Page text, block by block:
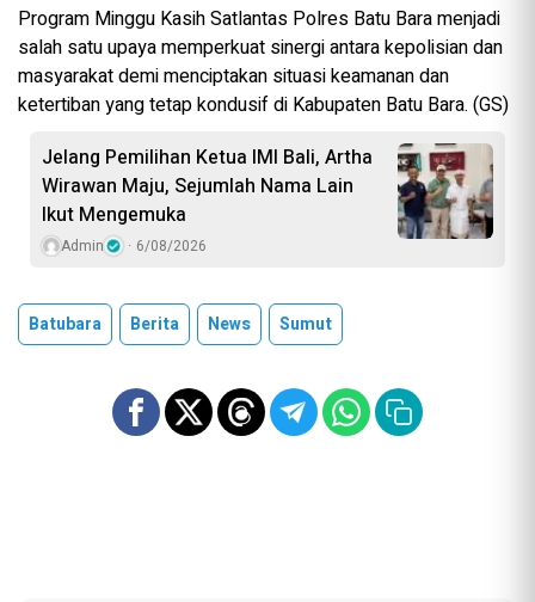
Program Minggu Kasih Satlantas Polres Batu Bara menjadi
salah satu upaya memperkuat sinergi antara kepolisian dan
masyarakat demi menciptakan situasi keamanan dan
ketertiban yang tetap kondusif di Kabupaten Batu Bara. (GS)
Jelang Pemilihan Ketua IMI Bali, Artha
Wirawan Maju, Sejumlah Nama Lain
Ikut Mengemuka
Admin 6/08/2026
Batubara Berita News Sumut